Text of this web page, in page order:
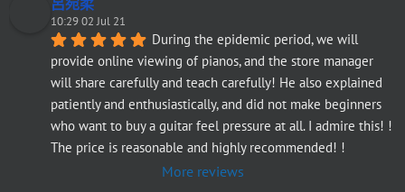
10:29 02 Jul 21
During the epidemic period, we will
provide online viewing of pianos, and the store manager
will share carefully and teach carefully! He also explained
patiently and enthusiastically, and did not make beginners
who want to buy a guitar feel pressure at all. I admire this! !
The price is reasonable and highly recommended! !
More reviews